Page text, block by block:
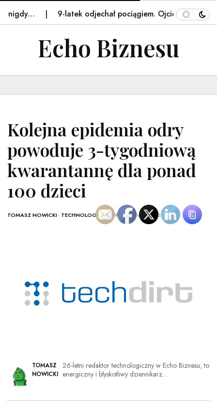
9-latek odjechał pociągiem. Ojciec został na
Echo Biznesu
Kolejna epidemia odry
powoduje 3-tygodniową
kwarantannę dla ponad
100 dzieci
TOMASZ NOWICKI-TECHNOLOGIA- 17 PAŹDZIERNIKA, 2025
TOMASZ
NOWICKI
26-letni redaktor technologiczny w Echo Biznesu, to
energiczny i błyskotliwy dziennikarz…